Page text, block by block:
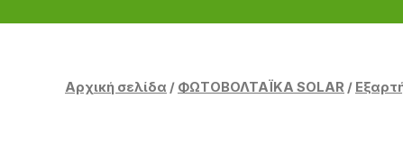
Αρχική σελίδα / ΦΩΤΟΒΟΛΤΑΪΚΑ SOLAR /